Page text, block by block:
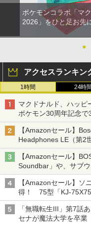
ポケモンコラボ「マ
2026」をひと足お先
●
アクセスランキン
1時間 24時
マクドナルド、ハッピ
ポケモン30周年記念で
【Amazonセール】
Headphones LE（第2
イマーシブオーディオ
【Amazonセール】
Soundbar」や、サブ
Subwoofer」などお買
【Amazonセール】ソ
得！ 75型「KJ-
「無職転生III」第7話
セナが魔法大学を卒業